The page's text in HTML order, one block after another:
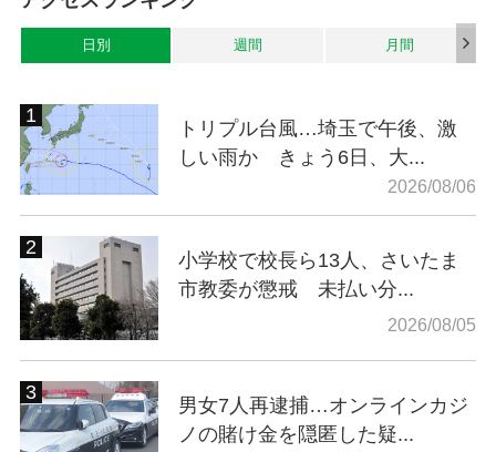
日別 週間 月間
トリプル台風…埼玉で午後、激
しい雨か きょう6日、大...
2026/08/06
小学校で校長ら13人、さいたま
市教委が懲戒 未払い分...
2026/08/05
男女7人再逮捕…オンラインカジ
ノの賭け金を隠匿した疑...